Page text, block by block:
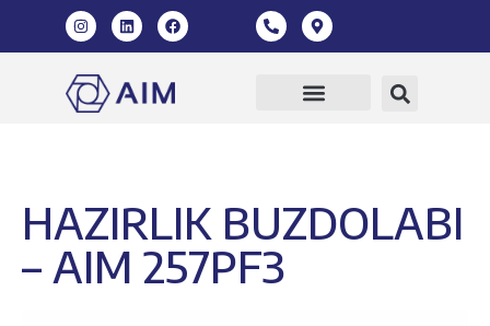
HAZIRLIK BUZDOLABI
– AIM 257PF3